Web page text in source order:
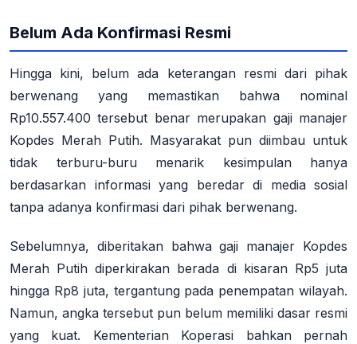
Belum Ada Konfirmasi Resmi
Hingga kini, belum ada keterangan resmi dari pihak
berwenang yang memastikan bahwa nominal
Rp10.557.400 tersebut benar merupakan gaji manajer
Kopdes Merah Putih. Masyarakat pun diimbau untuk
tidak terburu-buru menarik kesimpulan hanya
berdasarkan informasi yang beredar di media sosial
tanpa adanya konfirmasi dari pihak berwenang.
Sebelumnya, diberitakan bahwa gaji manajer Kopdes
Merah Putih diperkirakan berada di kisaran Rp5 juta
hingga Rp8 juta, tergantung pada penempatan wilayah.
Namun, angka tersebut pun belum memiliki dasar resmi
yang kuat. Kementerian Koperasi bahkan pernah